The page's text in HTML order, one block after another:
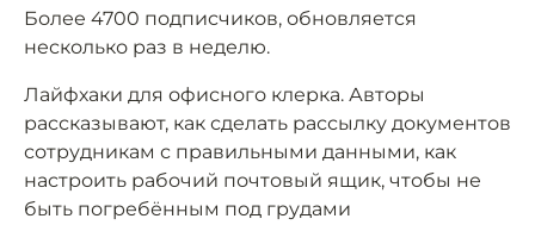
Более 4700 подписчиков, обновляется
несколько раз в неделю.
Лайфхаки для офисного клерка. Авторы
рассказывают, как сделать рассылку документов
сотрудникам с правильными данными, как
настроить рабочий почтовый ящик, чтобы не
быть погребённым под грудами